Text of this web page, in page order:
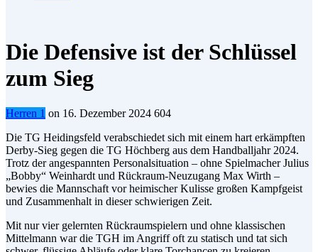
Die Defensive ist der Schlüssel
zum Sieg
Herren 1 on 16. Dezember 2024 604
Die TG Heidingsfeld verabschiedet sich mit einem hart erkämpften
Derby-Sieg gegen die TG Höchberg aus dem Handballjahr 2024.
Trotz der angespannten Personalsituation – ohne Spielmacher Julius
„Bobby“ Weinhardt und Rückraum-Neuzugang Max Wirth –
bewies die Mannschaft vor heimischer Kulisse großen Kampfgeist
und Zusammenhalt in dieser schwierigen Zeit.
Mit nur vier gelernten Rückraumspielern und ohne klassischen
Mittelmann war die TGH im Angriff oft zu statisch und tat sich